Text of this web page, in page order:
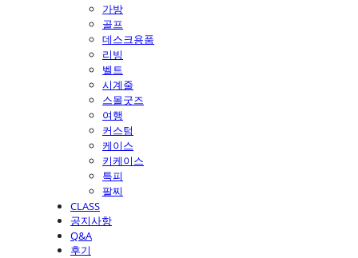
가방
골프
데스크용품
리빙
벨트
시계줄
스몰굿즈
여행
커스텀
케이스
키케이스
특피
팔찌
CLASS
공지사항
Q&A
후기